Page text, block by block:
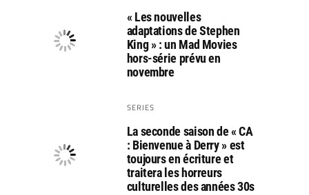
« Les nouvelles
adaptations de Stephen
King » : un Mad Movies
hors-série prévu en
novembre
SERIES
La seconde saison de « CA
: Bienvenue à Derry » est
toujours en écriture et
traitera les horreurs
culturelles des années 30s